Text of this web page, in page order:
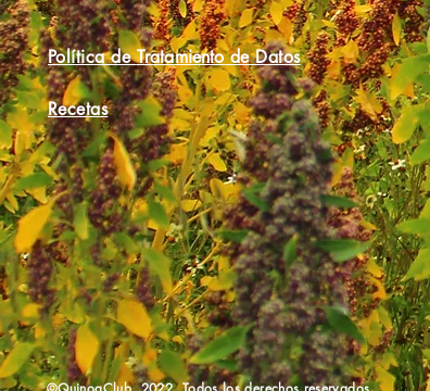
Política deTratamientode Datos
Recetas